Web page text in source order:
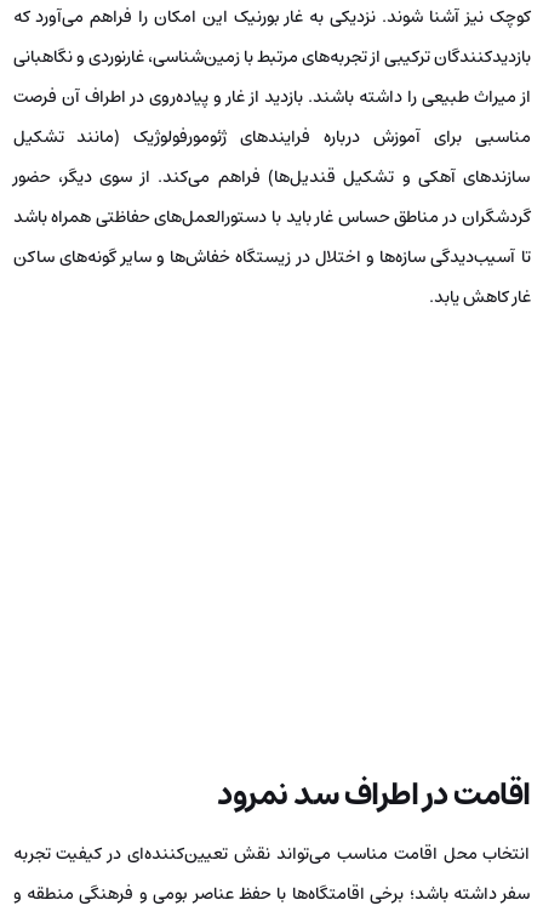
کوچک نیز آشنا شوند. نزدیکی به غار بورنیک این امکان را فراهم می‌آورد که
بازدیدکنندگان ترکیبی از تجربه‌های مرتبط با زمین‌شناسی، غارنوردی و نگاهبانی
از میراث طبیعی را داشته باشند. بازدید از غار و پیاده‌روی در اطراف آن فرصت
مناسبی برای آموزش درباره فرایندهای ژئومورفولوژیک (مانند تشکیل
سازندهای آهکی و تشکیل قندیل‌ها) فراهم می‌کند. از سوی دیگر، حضور
گردشگران در مناطق حساس غار باید با دستورالعمل‌های حفاظتی همراه باشد
تا آسیب‌دیدگی سازه‌ها و اختلال در زیستگاه خفاش‌ها و سایر گونه‌های ساکن
غار کاهش یابد.
اقامت در اطراف سد نمرود
انتخاب محل اقامت مناسب می‌تواند نقش تعیین‌کننده‌ای در کیفیت تجربه
سفر داشته باشد؛ برخی اقامتگاه‌ها با حفظ عناصر بومی و فرهنگی منطقه و